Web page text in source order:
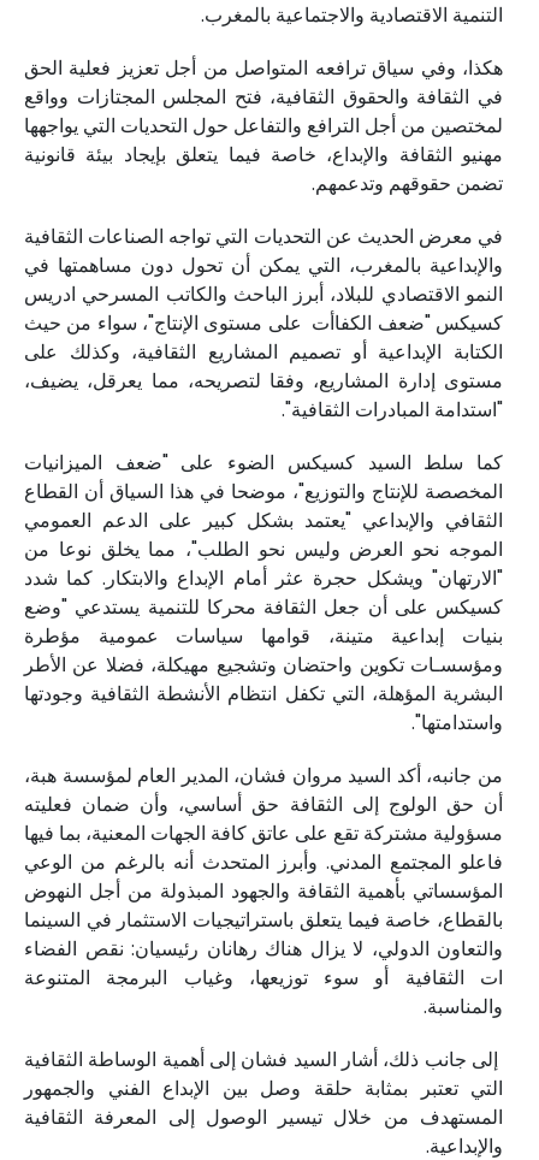
التنمية الاقتصادية والاجتماعية بالمغرب.
هكذا، وفي سياق ترافعه المتواصل من أجل تعزيز فعلية الحق
في الثقافة والحقوق الثقافية، فتح المجلس المجتازات وواقع
لمختصين من أجل الترافع والتفاعل حول التحديات التي يواجهها
مهنيو الثقافة والإبداع، خاصة فيما يتعلق بإيجاد بيئة قانونية
تضمن حقوقهم وتدعمهم.
في معرض الحديث عن التحديات التي تواجه الصناعات الثقافية
والإبداعية بالمغرب، التي يمكن أن تحول دون مساهمتها في
النمو الاقتصادي للبلاد، أبرز الباحث والكاتب المسرحي ادريس
كسيكس "ضعف الكفاأت على مستوى الإنتاج"، سواء من حيث
الكتابة الإبداعية أو تصميم المشاريع الثقافية، وكذلك على
مستوى إدارة المشاريع، وفقا لتصريحه، مما يعرقل، يضيف،
"استدامة المبادرات الثقافية".
كما سلط السيد كسيكس الضوء على "ضعف الميزانيات
المخصصة للإنتاج والتوزيع"، موضحا في هذا السياق أن القطاع
الثقافي والإبداعي "يعتمد بشكل كبير على الدعم العمومي
الموجه نحو العرض وليس نحو الطلب"، مما يخلق نوعا من
"الارتهان" ويشكل حجرة عثر أمام الإبداع والابتكار. كما شدد
كسيكس على أن جعل الثقافة محركا للتنمية يستدعي "وضع
بنيات إبداعية متينة، قوامها سياسات عمومية مؤطرة
ومؤسسـات تكوين واحتضان وتشجيع مهيكلة، فضلا عن الأطر
البشرية المؤهلة، التي تكفل انتظام الأنشطة الثقافية وجودتها
واستدامتها".
من جانبه، أكد السيد مروان فشان، المدير العام لمؤسسة هبة،
أن حق الولوج إلى الثقافة حق أساسي، وأن ضمان فعليته
مسؤولية مشتركة تقع على عاتق كافة الجهات المعنية، بما فيها
فاعلو المجتمع المدني. وأبرز المتحدث أنه بالرغم من الوعي
المؤسساتي بأهمية الثقافة والجهود المبذولة من أجل النهوض
بالقطاع، خاصة فيما يتعلق باستراتيجيات الاستثمار في السينما
والتعاون الدولي، لا يزال هناك رهانان رئيسيان: نقص الفضاء
ات الثقافية أو سوء توزيعها، وغياب البرمجة المتنوعة
والمناسبة.
إلى جانب ذلك، أشار السيد فشان إلى أهمية الوساطة الثقافية
التي تعتبر بمثابة حلقة وصل بين الإبداع الفني والجمهور
المستهدف من خلال تيسير الوصول إلى المعرفة الثقافية
والإبداعية.